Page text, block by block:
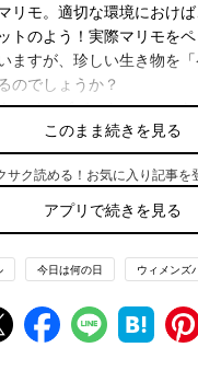
リモ。適切な環境におけ
トのよう！実際マリモを
ますが、珍しい生き物を
のでしょうか？
ィメンズパーク』のママ
行ける距離のところにフ
きな私には魅惑のお店。
ペットホテルに預けて里
で冷凍のウズラやマウス
し解凍してあげる勇気もあ
のトゲトゲが痛そうだけ
ってくれたりするのかな
このまま続きを見る
サク読める！お気に入り記事を
アプリで続きを見る
今日は何の日 ウィメンズ